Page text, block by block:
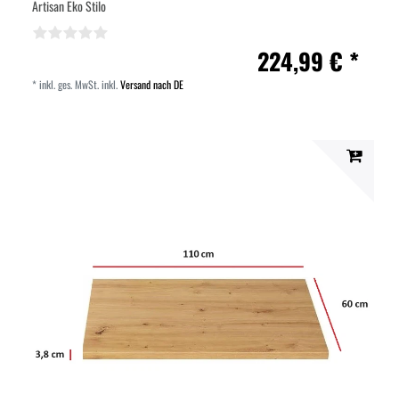
Artisan Eko Stilo
224,99 € *
*inkl. ges. MwSt.inkl.Versand nach DE